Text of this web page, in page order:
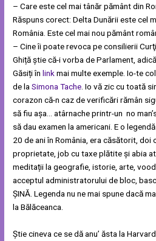
– Care este cel mai tânăr pământ din
Răspuns corect: Delta Dunării este cel
România. Este cel mai nou pământ
– Cine îi poate revoca pe consilierii
Ghiță știe că-i vorba de Parlament,
Găsiți înlinkmai multe exemple. Io-te
de laSimona Tache . Io vă zic cu toată
corazon că-n caz de verificări rămân
să fiu așa… atârnache printr-un no
să dau examen la americani. E o
20 de ani în România, era căsătorit, doi
proprietate, job cu taxe plătite și abia
meditații la geografie, istorie, arte,
acceptul administratorului de bloc,
ȘINĂ. Legenda nu ne mai spune dacă
la Bălăceanca.
Știe cineva ce se dă anu’ ăsta la